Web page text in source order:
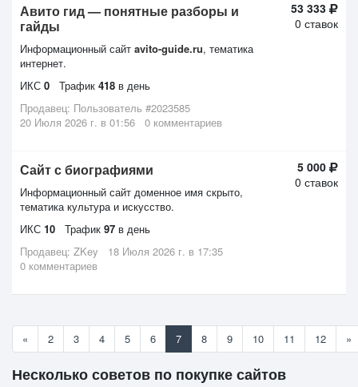
Авито гид — понятные разборы и
гайды
Информационный сайт avito-guide.ru, тематика
интернет.
ИКС 0 Трафик 418 в день
Продавец: Пользователь #2023585
20 Июля 2026 г. в 01:56
0 комментариев
53 333
0 ставок
Сайт с биографиями
Информационный сайт доменное имя скрыто,
тематика культура и искусство.
ИКС 10 Трафик 97 в день
Продавец: ZKey
18 Июля 2026 г. в 17:35
0 комментариев
5 000
0 ставок
« 2 3 4 5 6 7 8 9 10 11 12 »
Несколько советов по покупке сайтов